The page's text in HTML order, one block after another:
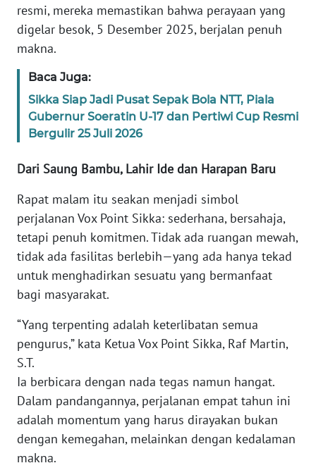
resmi, mereka memastikan bahwa perayaan yang
digelar besok, 5 Desember 2025, berjalan penuh
makna.
Baca Juga:
Sikka Siap Jadi Pusat Sepak Bola NTT, Piala
Gubernur Soeratin U-17 dan Pertiwi Cup Resmi
Bergulir 25 Juli 2026
Dari Saung Bambu, Lahir Ide dan Harapan Baru
Rapat malam itu seakan menjadi simbol
perjalanan Vox Point Sikka: sederhana, bersahaja,
tetapi penuh komitmen. Tidak ada ruangan mewah,
tidak ada fasilitas berlebih—yang ada hanya tekad
untuk menghadirkan sesuatu yang bermanfaat
bagi masyarakat.
“Yang terpenting adalah keterlibatan semua
pengurus,” kata Ketua Vox Point Sikka, Raf Martin,
S.T.
Ia berbicara dengan nada tegas namun hangat.
Dalam pandangannya, perjalanan empat tahun ini
adalah momentum yang harus dirayakan bukan
dengan kemegahan, melainkan dengan kedalaman
makna.
WN
NTT
KEPRI
WN
PAPUA
WN
BARAT
RIAU
WN
SERAMBI
WN
JAMBI
WN
SULTRA
WN
NTB